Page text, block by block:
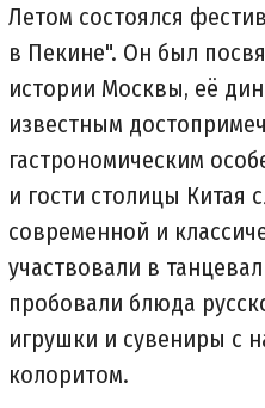
Летом состоялся
в Пекине". Он был
истории Москвы, её
известным
гастрономическим
и гости столицы Китая
современной и
участвовали в
пробовали блюда
игрушки и сувениры с
колоритом.